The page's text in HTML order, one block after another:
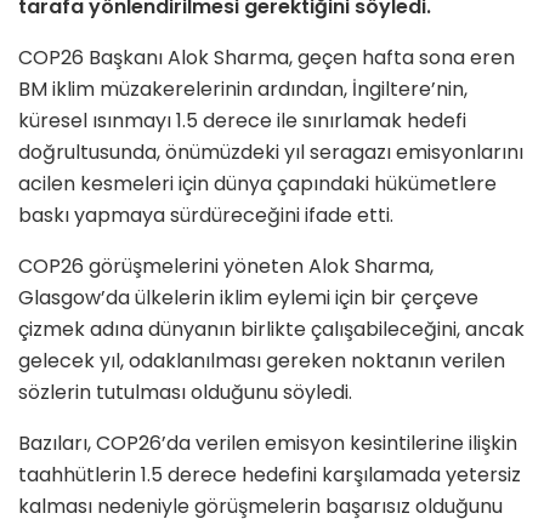
tarafa yönlendirilmesi gerektiğini söyledi.
COP26 Başkanı Alok Sharma, geçen hafta sona eren
BM iklim müzakerelerinin ardından, İngiltere’nin,
küresel ısınmayı 1.5 derece ile sınırlamak hedefi
doğrultusunda, önümüzdeki yıl seragazı emisyonlarını
acilen kesmeleri için dünya çapındaki hükümetlere
baskı yapmaya sürdüreceğini ifade etti.
COP26 görüşmelerini yöneten Alok Sharma,
Glasgow’da ülkelerin iklim eylemi için bir çerçeve
çizmek adına dünyanın birlikte çalışabileceğini, ancak
gelecek yıl, odaklanılması gereken noktanın verilen
sözlerin tutulması olduğunu söyledi.
Bazıları, COP26’da verilen emisyon kesintilerine ilişkin
taahhütlerin 1.5 derece hedefini karşılamada yetersiz
kalması nedeniyle görüşmelerin başarısız olduğunu